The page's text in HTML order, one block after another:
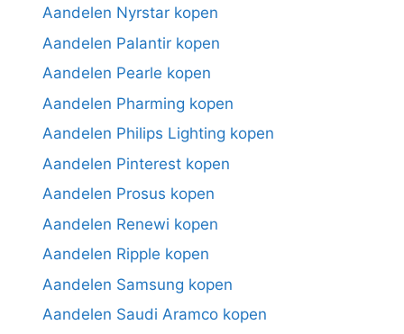
Aandelen Nyrstar kopen
Aandelen Palantir kopen
Aandelen Pearle kopen
Aandelen Pharming kopen
Aandelen Philips Lighting kopen
Aandelen Pinterest kopen
Aandelen Prosus kopen
Aandelen Renewi kopen
Aandelen Ripple kopen
Aandelen Samsung kopen
Aandelen Saudi Aramco kopen